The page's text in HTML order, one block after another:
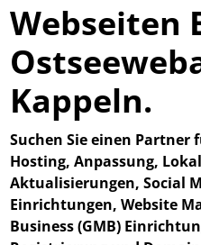
Webseiten
Kappeln.
Suchen Sie einen Partner
Hosting, Anpassung,
Aktualisierungen, Social
Einrichtungen, Website
Business (GMB)